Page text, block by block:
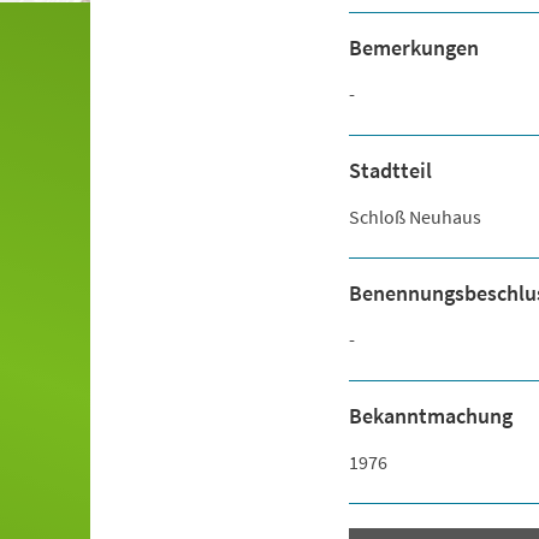
Bemerkungen
-
Stadtteil
Schloß Neuhaus
-
Bekanntmachung
1976